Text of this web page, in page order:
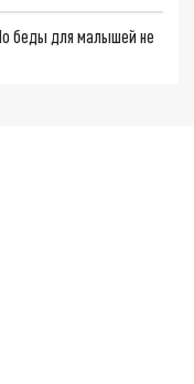
беды для малышей не